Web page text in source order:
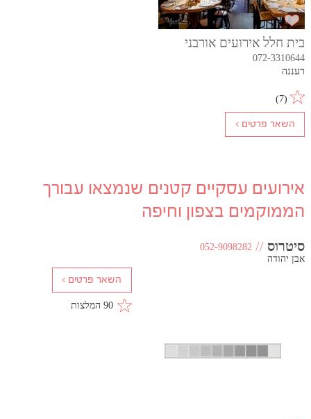
בית חלל אירועים אורבני
072-3310644
רעננה
(
7
)
אירועים עסקיים קטנים שנמצאו עבורך
הממוקמים בצפון וחיפה
סיטרוס //
052-9098282
אבן יהודה
90 המלצות